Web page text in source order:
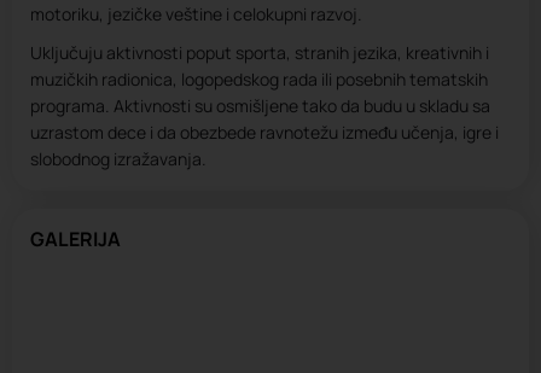
motoriku, jezičke veštine i celokupni razvoj.
Uključuju aktivnosti poput sporta, stranih jezika, kreativnih i
muzičkih radionica, logopedskog rada ili posebnih tematskih
programa. Aktivnosti su osmišljene tako da budu u skladu sa
uzrastom dece i da obezbede ravnotežu između učenja, igre i
slobodnog izražavanja.
GALERIJA